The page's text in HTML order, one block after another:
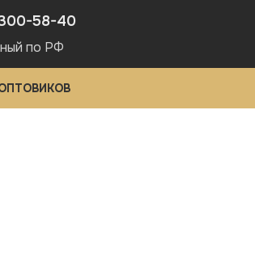
58-40
по РФ